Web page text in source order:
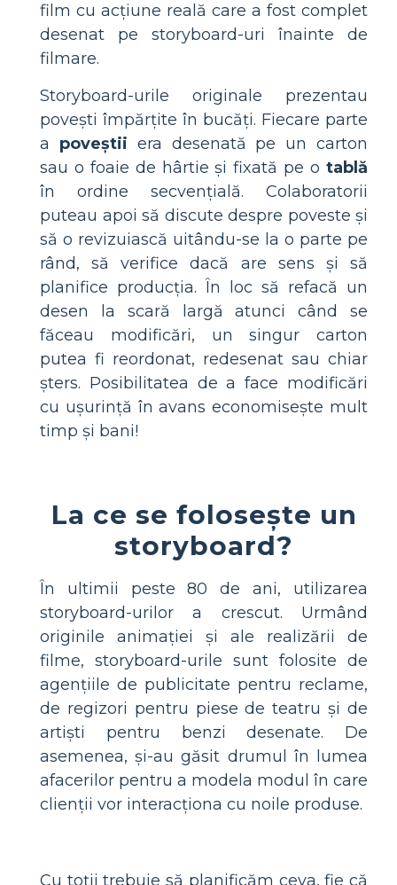
film cu acțiune reală care a fost complet
desenat pe storyboard-uri înainte de
filmare.
Storyboard-urile originale prezentau
povești împărțite în bucăți. Fiecare parte
a poveștii era desenată pe un carton
sau o foaie de hârtie și fixată pe o tablă
în ordine secvențială. Colaboratorii
puteau apoi să discute despre poveste și
să o revizuiască uitându-se la o parte pe
rând, să verifice dacă are sens și să
planifice producția. În loc să refacă un
desen la scară largă atunci când se
făceau modificări, un singur carton
putea fi reordonat, redesenat sau chiar
șters. Posibilitatea de a face modificări
cu ușurință în avans economisește mult
timp și bani!
La ce se folosește un
storyboard?
În ultimii peste 80 de ani, utilizarea
storyboard-urilor a crescut. Urmând
originile animației și ale realizării de
filme, storyboard-urile sunt folosite de
agențiile de publicitate pentru reclame,
de regizori pentru piese de teatru și de
artiști pentru benzi desenate. De
asemenea, și-au găsit drumul în lumea
afacerilor pentru a modela modul în care
clienții vor interacționa cu noile produse.
Cu toții trebuie să planificăm ceva, fie că